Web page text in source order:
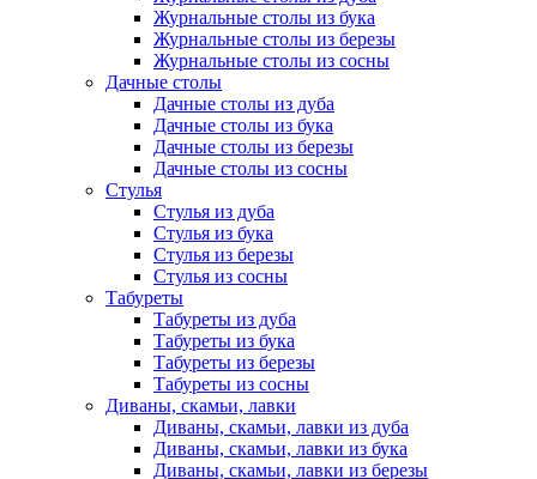
Журнальные столы из бука
Журнальные столы из березы
Журнальные столы из сосны
Дачные столы
Дачные столы из дуба
Дачные столы из бука
Дачные столы из березы
Дачные столы из сосны
Стулья
Стулья из дуба
Стулья из бука
Стулья из березы
Стулья из сосны
Табуреты
Табуреты из дуба
Табуреты из бука
Табуреты из березы
Табуреты из сосны
Диваны, скамьи, лавки
Диваны, скамьи, лавки из дуба
Диваны, скамьи, лавки из бука
Диваны, скамьи, лавки из березы